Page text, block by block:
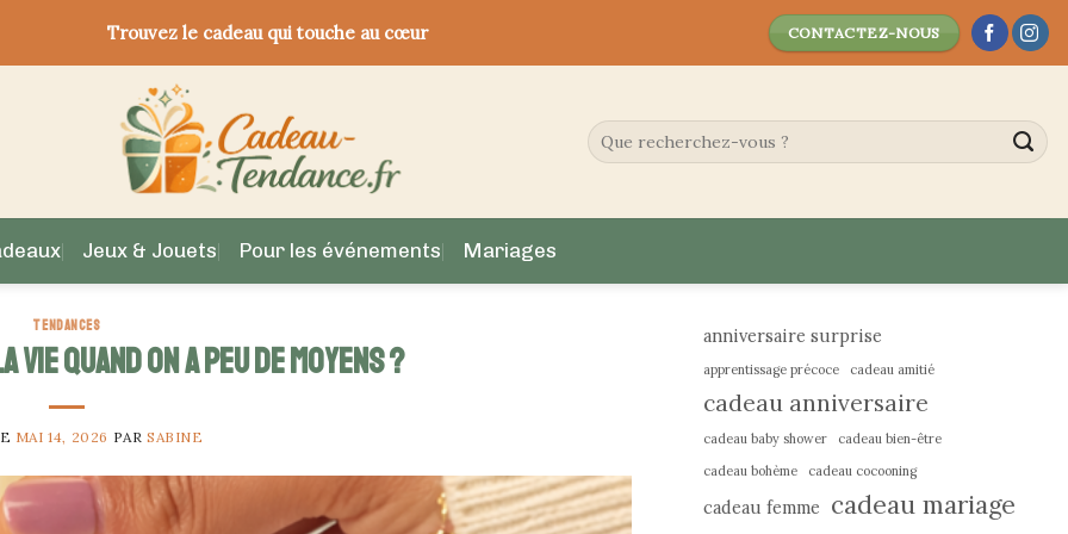
Trouvez le cadeau qui touche au cœur CONTACTEZ-NOUS
Jeux & Jouets Pour les événements Mariages
TENDANCES
vie quand on a peu de moyens ?
MAI 14, 2026 PAR SABINE
anniversaire surprise
apprentissage précoce cadeau amitié
cadeau anniversaire
cadeau baby shower
cadeau bien-être
cadeau bohème
cadeau cocooning
cadeau femme cadeau mariage